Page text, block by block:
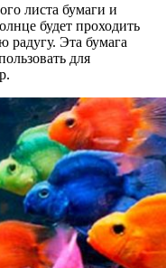
листа бумаги и
будет проходить
радугу. Эта бумага
для